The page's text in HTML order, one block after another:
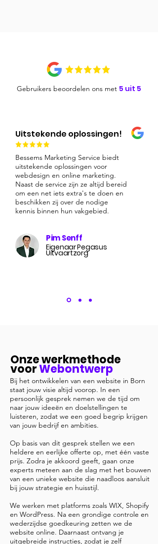
Gebruikers beoordelen ons met 5 uit 5
Uitstekende oplossingen!
Bessems Marketing Service biedt
uitstekende oplossingen voor
webdesign en online marketing.
Naast de service zijn ze altijd bereid
om een net iets extra's te doen en
beschikken zij over de nodige
kennis binnen hun vakgebied.
Pim Senff
Eigenaar Pegasus
Uitvaartzorg
Onze werkmethode
voorWebontwerp
Bij het ontwikkelen van een website in Born
staat jouw visie altijd voorop. In een
persoonlijk gesprek nemen we de tijd om
naar jouw ideeën en doelstellingen te
luisteren, zodat we een goed begrip krijgen
van jouw bedrijf en ambities.
Op basis van dit gesprek stellen we een
heldere en eerlijke offerte op, met één vaste
prijs. Zodra je akkoord geeft, gaan onze
experts meteen aan de slag met het bouwen
van een unieke website die naadloos aansluit
bij jouw strategie en huisstijl.
We werken met platforms zoals WIX, Shopify
en WordPress. Na een grondige controle en
wederzijdse goedkeuring zetten we de
website online. Daarnaast ontvang je
uitgebreide instructies, zodat je zelf